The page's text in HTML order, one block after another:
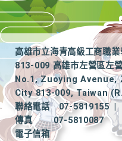
高雄市立海青高級工商職業
813-009 高雄市左營區左
No.1, Zuoying
City 813-009, Taiwan
聯絡電話
07-5819155
|
傳真
07-5810087
電子信箱